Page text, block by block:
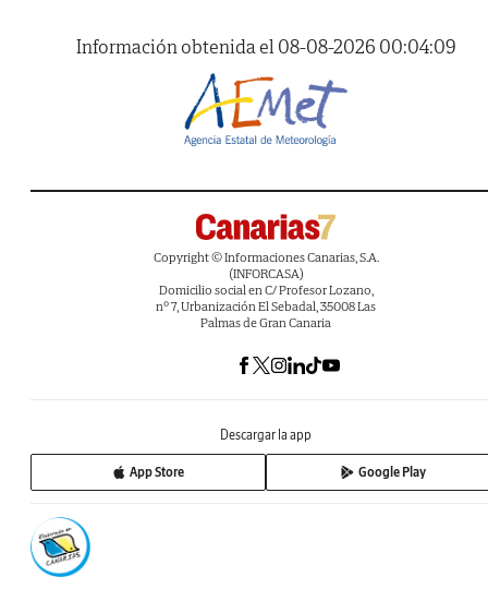
Información obtenida el 08-08-2026 00:04:09
Copyright © Informaciones Canarias, S.A.
(INFORCASA)
Domicilio social en C/ Profesor Lozano,
nº 7, Urbanización El Sebadal, 35008 Las
Palmas de Gran Canaria
Descargar la app
App Store Google Play